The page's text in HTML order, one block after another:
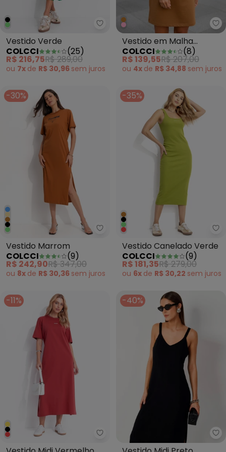
Colcci - Vestido Verde
Vestido Verde
COLCCI
(25)
R$ 216,75R$ 289,00
ou 7x de R$ 30,96 sem juros
Vestido em Malha
Marrom
COLCCI (8)
R$ 139,55R$ 207,00
ou 4x de R$ 34,88 sem juros
-30%
Colcci - Vestido Marrom
Vestido Marrom
COLCCI
(9)
R$ 242,90R$ 347,00
ou 8x de R$ 30,36 sem juros
-35%
Vestido Canelado Verde
COLCCI
(9)
R$ 181,35R$ 279,00
ou 6x de R$ 30,22 sem juros
-11%
Colcci - Vestido Midi Vermelho
-40%